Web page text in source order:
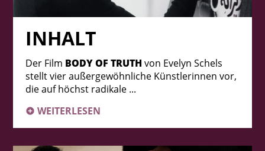
INHALT
Der Film BODY OF TRUTH von Evelyn Schels
stellt vier außergewöhnliche Künstlerinnen vor,
die auf höchst radikale ...
WEITERLESEN